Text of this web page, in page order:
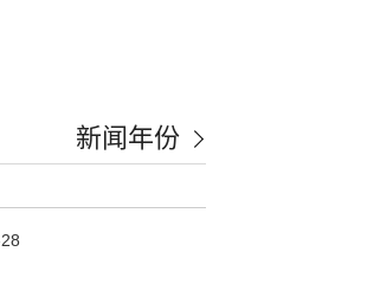
新闻年份